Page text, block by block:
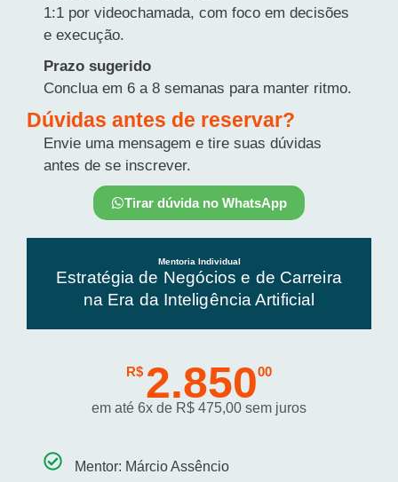
1:1 por videochamada, com foco em decisões
e execução.
Prazo sugerido
Conclua em 6 a 8 semanas para manter ritmo.
Dúvidas antes de reservar?
Envie uma mensagem e tire suas dúvidas
antes de se inscrever.
Tirar dúvida no WhatsApp
Mentoria Individual
Estratégia de Negócios e de Carreira
na Era da Inteligência Artificial
R$ 2.85000
em até 6x de R$ 475,00 sem juros
Mentor: Márcio Assêncio